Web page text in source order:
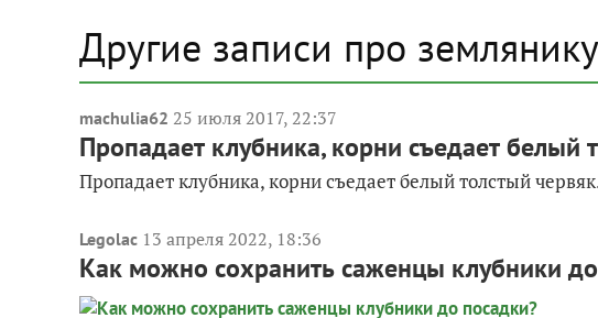
Другие записи про
machulia62 25 июля 2017, 22:37
Пропадает клубника, корни съедает белый
Пропадает клубника, корни съедает белый толстый
Legolac 13 апреля 2022, 18:36
Как можно сохранить саженцы клубники